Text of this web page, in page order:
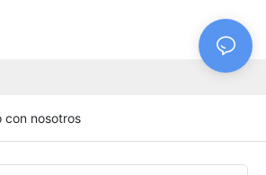
con nosotros